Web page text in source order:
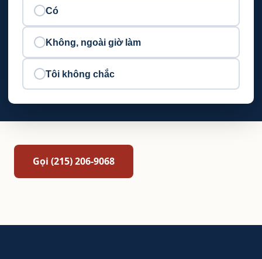
Có
Không, ngoài giờ làm
Tôi không chắc
Gọi (215) 206-9068